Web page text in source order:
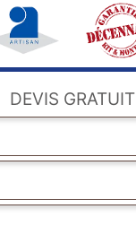
DEVIS GRATUIT